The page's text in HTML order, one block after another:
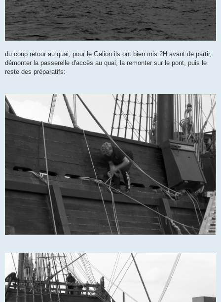
du coup retour au quai, pour le Galion ils ont bien mis 2H avant de partir,
démonter la passerelle d'accès au quai, la remonter sur le pont, puis le
reste des préparatifs: